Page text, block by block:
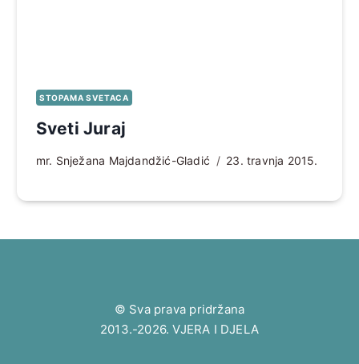
STOPAMA SVETACA
Sveti Juraj
mr. Snježana Majdandžić-Gladić 23. travnja 2015.
© Sva prava pridržana
2013.-2026. VJERA I DJELA